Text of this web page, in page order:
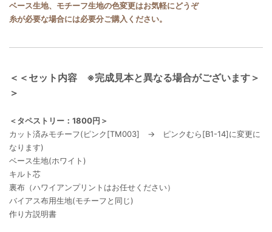
ベース生地、モチーフ生地の色変更はお気軽にどうぞ
糸が必要な場合には必要分ご購入ください。
＜＜セット内容 ※完成見本と異なる場合がございます＞
＞
＜タペストリー：1800円＞
カット済みモチーフ(ピンク[TM003] → ピンクむら[B1-14]に変更に
なります)
ベース生地(ホワイト)
キルト芯
裏布（ハワイアンプリントはお任せください）
バイアス布用生地(モチーフと同じ)
作り方説明書